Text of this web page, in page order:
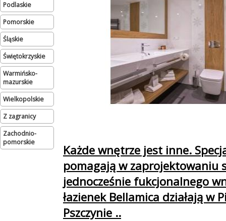
podlaskie
pomorskie
śląskie
świętokrzyskie
warmińsko-
mazurskie
wielkopolskie
Z zagranicy
zachodnio-
pomorskie
Każde wnętrze jest inne.
pomagają w zaprojektowaniu
jednocześnie fukcjonalnego
łazienek Bellamica działają w
Pszczynie ..